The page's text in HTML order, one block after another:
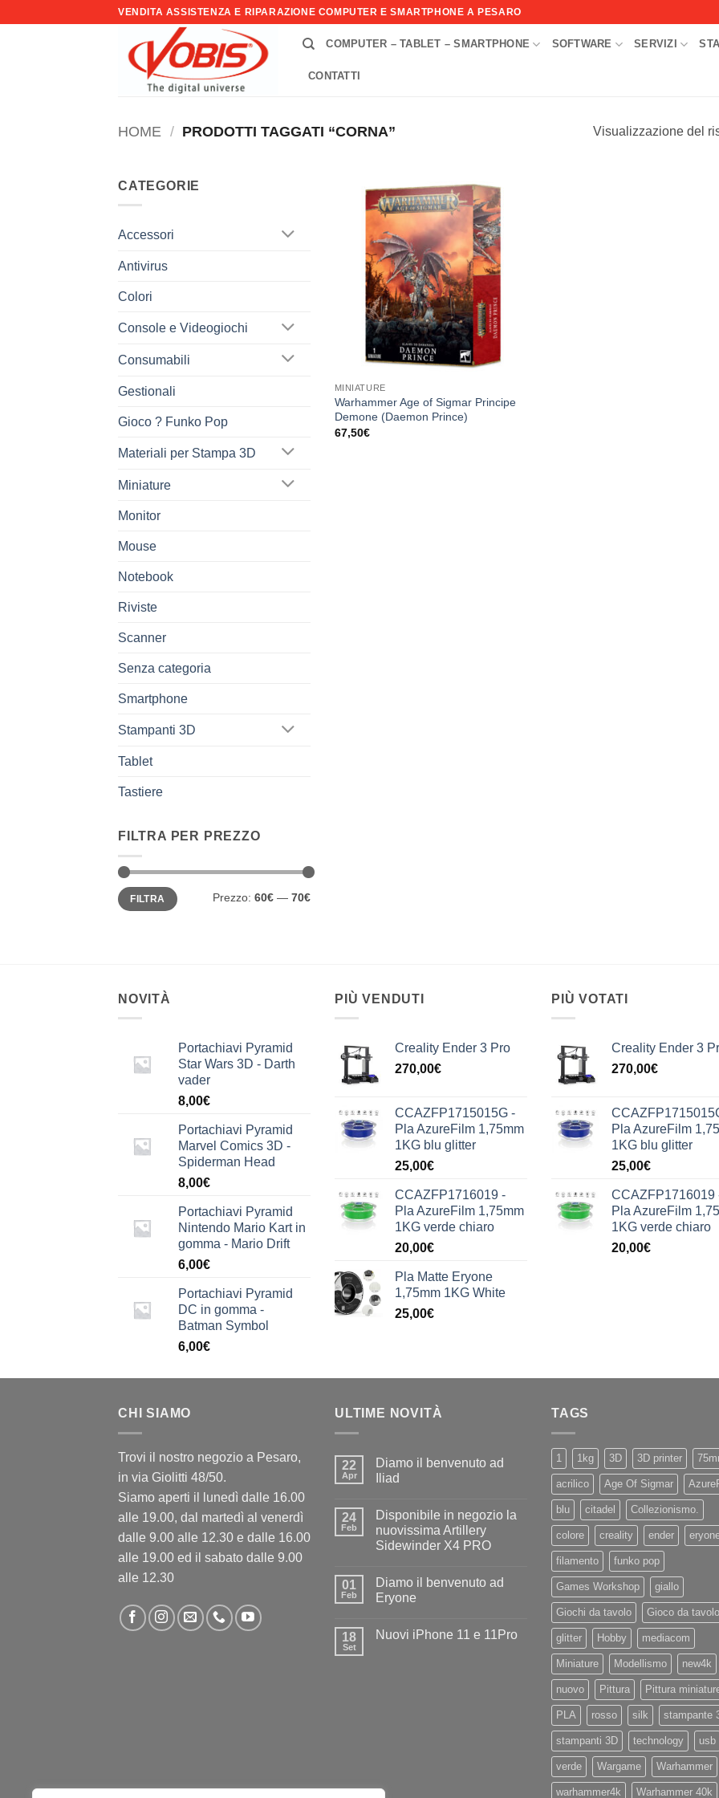
VENDITA ASSISTENZA E RIPARAZIONE COMPUTER E SMARTPHONE A PESARO
COMPUTER – TABLET – SMARTPHONE SOFTWARE SERVIZI
CONTATTI
HOME / PRODOTTI TAGGATI “CORNA” Visualizzazione del
CATEGORIE
Accessori
Antivirus
Colori
Console e Videogiochi
Consumabili
Gestionali
Gioco ? Funko Pop
Materiali per Stampa 3D
Miniature
Monitor
Mouse
Notebook
Riviste
Scanner
Senza categoria
Smartphone
Stampanti 3D
Tablet
Tastiere
FILTRA PER PREZZO
Prezzo
Min
Prezzo
MaxFILTRA Prezzo: 60€ — 70€
Aggiungi
alla lista
dei
desideri
MINIATURE
Warhammer Age of Sigmar Principe
Demone (Daemon Prince)
67,50€
NOVITÀ
Portachiavi Pyramid
Star Wars 3D - Darth
vader
8,00€
Portachiavi Pyramid
Marvel Comics 3D -
Spiderman Head
8,00€
Portachiavi Pyramid
Nintendo Mario Kart in
gomma - Mario Drift
6,00€
Portachiavi Pyramid
DC in gomma -
Batman Symbol
6,00€
PIÙ VENDUTI
Creality Ender 3 Pro
270,00€
CCAZFP1715015G -
Pla AzureFilm 1,75mm
1KG blu glitter
25,00€
CCAZFP1716019 -
Pla AzureFilm 1,75mm
1KG verde chiaro
20,00€
Pla Matte Eryone
1,75mm 1KG White
25,00€
PIÙ VOTATI
Creality Ender 3
270,00€
Pla AzureFilm
1KG blu glitter
25,00€
CCAZFP1716019
Pla AzureFilm
1KG verde chiaro
20,00€
CHI SIAMO
Trovi il nostro negozio a Pesaro,
in via Giolitti 48/50.
Siamo aperti il lunedì dalle 16.00
alle 19.00, dal martedì al venerdì
dalle 9.00 alle 12.30 e dalle 16.00
alle 19.00 ed il sabato dalle 9.00
alle 12.30
ULTIME NOVITÀ
22
Apr
Diamo il benvenuto ad
Iliad
su
Diamo
il
benvenuto
24
Feb
Disponibile in negozio la
nuovissima Artillery
Sidewinder X4 PRO
su
Disponibile
in
nuovissima
01
Feb
Diamo il benvenuto ad
Eryone
su
18
Set
Nuovi iPhone 11 e 11Pro
TAGS
1 1kg 3D 3D printer
acrilico Age Of Sigmar
blu citadel Collezionismo.
colore creality ender
filamento funko pop
Games Workshop giallo
Giochi da tavolo Gioco da tavolo
glitter Hobby mediacom
Miniature Modellismo new4k
nuovo Pittura Pittura
PLA rosso silk stampante
stampanti 3D technology usb
verde Wargame Warhammer
warhammer4k Warhammer 40k